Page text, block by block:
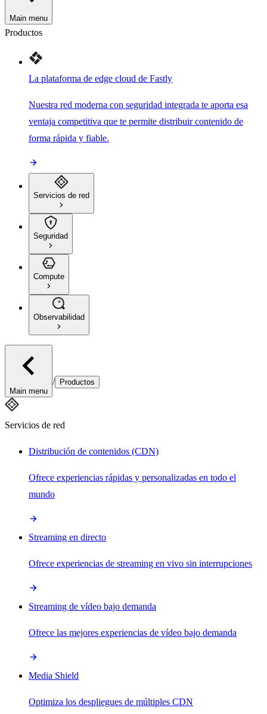
Main menu
Productos
La plataforma de edge cloud de Fastly
Nuestra red moderna con seguridad integrada te aporta esa
ventaja competitiva que te permite distribuir contenido de
forma rápida y fiable.
Servicios de red
Seguridad
Compute
Observabilidad
Main menu
/ Productos
Servicios de red
Distribución de contenidos (CDN)
Ofrece experiencias rápidas y personalizadas en todo el
mundo
Streaming en directo
Ofrece experiencias de streaming en vivo sin interrupciones
Streaming de vídeo bajo demanda
Ofrece las mejores experiencias de vídeo bajo demanda
Media Shield
Optimiza los despliegues de múltiples CDN